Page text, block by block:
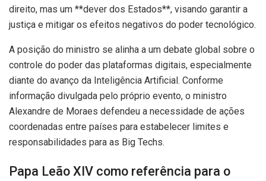
direito, mas um **dever dos Estados**, visando garantir a
justiça e mitigar os efeitos negativos do poder tecnológico.
A posição do ministro se alinha a um debate global sobre o
controle do poder das plataformas digitais, especialmente
diante do avanço da Inteligência Artificial. Conforme
informação divulgada pelo próprio evento, o ministro
Alexandre de Moraes defendeu a necessidade de ações
coordenadas entre países para estabelecer limites e
responsabilidades para as Big Techs.
Papa Leão XIV como referência para o